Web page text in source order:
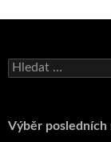
Vyhledávání
Výběr posledních
Bruno Belan se
Andy Appleton
Pražský přebor